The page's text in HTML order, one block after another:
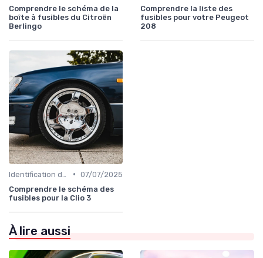
Comprendre le schéma de la
boîte à fusibles du Citroën
Berlingo
Comprendre la liste des
fusibles pour votre Peugeot
208
• 07/07/2025
Comprendre le schéma des
fusibles pour la Clio 3
À lire aussi